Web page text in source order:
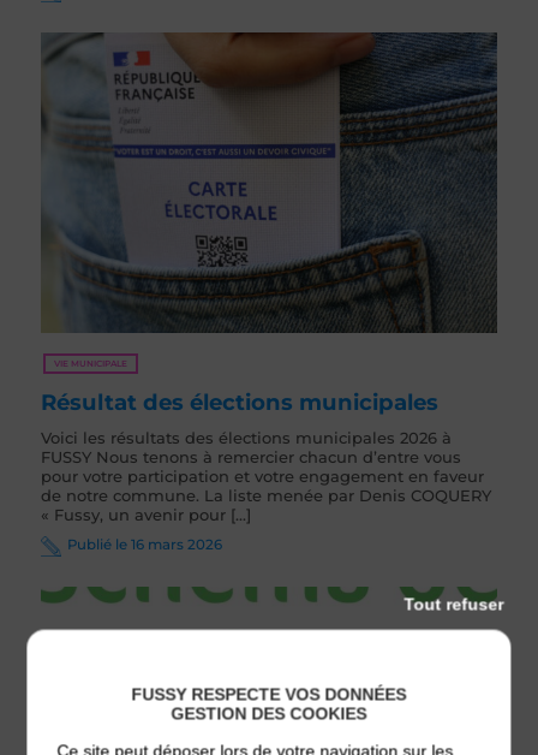
VIE MUNICIPALE
Résultat des élections municipales
Voici les résultats des élections municipales 2026 à
FUSSY Nous tenons à remercier chacun d’entre vous
pour votre participation et votre engagement en faveur
de notre commune. La liste menée par Denis COQUERY
« Fussy, un avenir pour [...]
Publié le 16 mars 2026
FUSSY RESPECTE VOS DONNÉES
GESTION DES COOKIES
Ce site peut déposer lors de votre navigation sur les
Tout refuser